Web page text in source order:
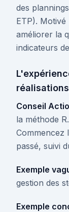
des
ETP).
améliorer la
indicateurs
Conseil
la méthode
Commencez
passé, suivi
Exemple
gestion des
Exemple